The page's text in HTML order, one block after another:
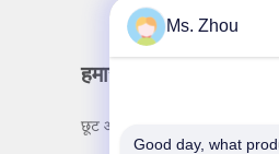
हमारा समाचार पत्र
छूट और अधिक के लिए हमारे
Ms. Zhou
Good day, what